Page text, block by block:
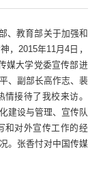
、教育部关于加强和
，2015年11月4日，
媒大学党委宣传部进
、副部长高作志、裴
接待了我校来访。
建设与管理、宣传队
和对外宣传工作的经
。张香忖对中国传媒